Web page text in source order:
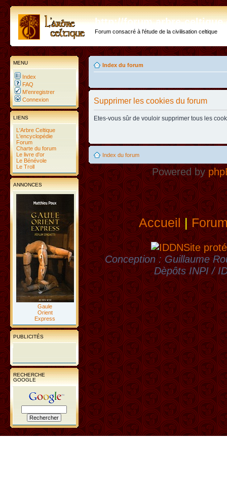
http://forum.arbre-
Forum consacré à l'étude de la civilisation celtique
MENU
Index
FAQ
M’enregistrer
Connexion
LIENS
L'Arbre Celtique
L'encyclopédie
Forum
Charte du forum
Le livre d'or
Le Bénévole
Le Troll
ANNONCES
Gaule
Orient
Express
PUBLICITÉS
RECHERCHE
GOOGLE
Index du forum
Supprimer les cookies du forum
Etes-vous sûr de vouloir supprimer tous les
Index du forum
Powered by
Accueil|
Site
Conception : Guillaume
Dèpôts INPI /